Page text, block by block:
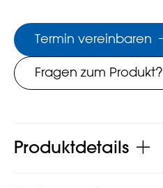
Termin vereinbaren
Fragen zum Produkt?
Produktdetails